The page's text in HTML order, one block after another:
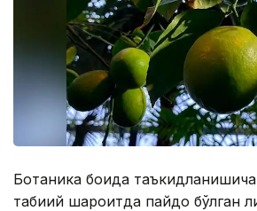
Ботаника боғида
табиий шароитда пайдо бўлган